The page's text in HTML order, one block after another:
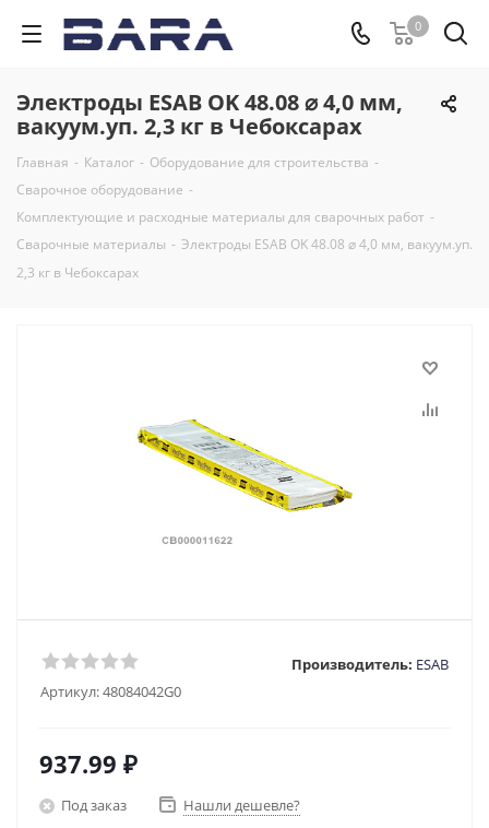
0
Электроды ESAB OK 48.08 ⌀ 4,0 мм,
вакуум.уп. 2,3 кг в Чебоксарах
Главная - Каталог - Оборудование для строительства -
Сварочное оборудование -
Комплектующие и расходные материалы для сварочных работ -
Сварочные материалы - Электроды ESAB OK 48.08 ⌀ 4,0 мм, вакуум.уп.
2,3 кг в Чебоксарах
Артикул:48084042G0
Производитель: ESAB
937.99 ₽
Под заказ Нашли дешевле?